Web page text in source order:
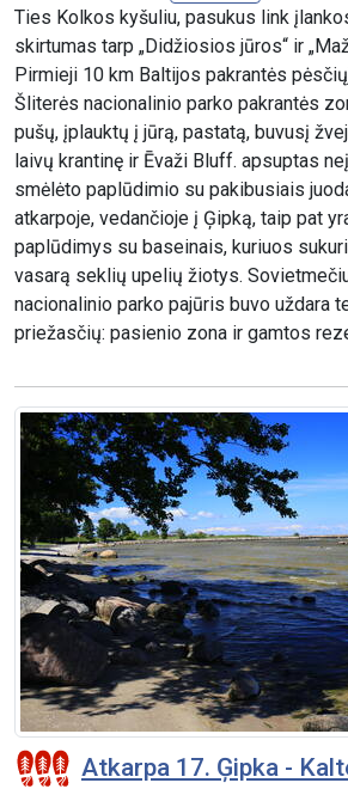
Ties Kolkos kyšuliu, pasukus link
skirtumas tarp „Didžiosios jūros“ ir
Pirmieji 10 km Baltijos pakrantės
Šliterės nacionalinio parko pakrantės
pušų, įplauktų į jūrą, pastatą, buvusį
laivų krantinę ir Ēvaži Bluff. apsuptas
smėlėto paplūdimio su pakibusiais
atkarpoje, vedančioje į Ģipką, taip pat
paplūdimys su baseinais, kuriuos
vasarą seklių upelių žiotys.
nacionalinio parko pajūris buvo uždara
priežasčių: pasienio zona ir gamtos
Atkarpa 17. Ģipka -